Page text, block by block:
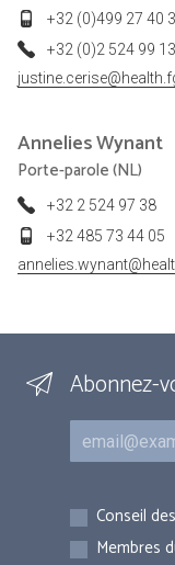
+32 (0)499 27 40
+32 (0)2 524 99 13
AnneliesWynant
Porte-parole (NL)
+32 2 524 97 38
+32 485 73 44 05
Abonnez-
Courriel
Inscriptions
Conseil
Membres